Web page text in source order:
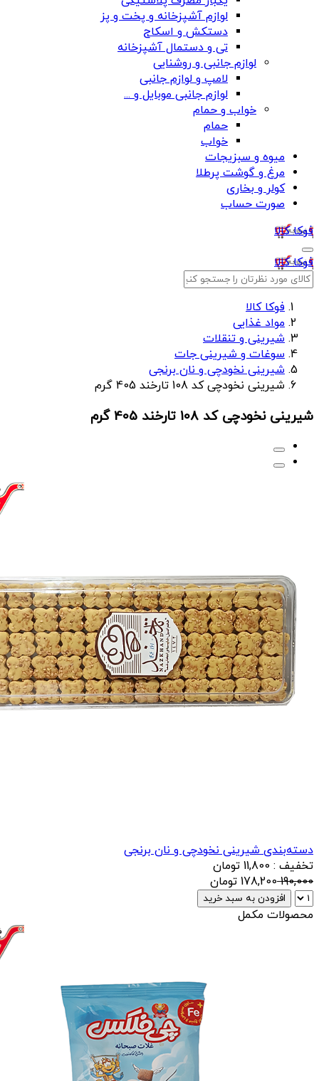
لوازم آشپزخانه و پخت و پز
دستکش و اسکاج
تی و دستمال آشپزخانه
لوازم جانبی و روشنایی
لامپ و لوازم جانبی
لوازم جانبی موبایل و ...
خواب و حمام
حمام
خواب
میوه و سبزیجات
مرغ و گوشت پرطلا
کولر و بخاری
صورت حساب
فوکا کالا
فوکا کالا
فوکا کالا
مواد غذایی
شیرینی و تنقلات
سوغات و شیرینی جات
شیرینی نخودچی و نان برنجی
شیرینی نخودچی کد 108 تارخند 405 گرم
شیرینی نخودچی کد 108 تارخند 405 گرم
دسته‌بندی شیرینی نخودچی و نان برنجی
تخفیف : 11,800 تومان
190,000
178,200 تومان
افزودن به سبد خرید
محصولات مکمل